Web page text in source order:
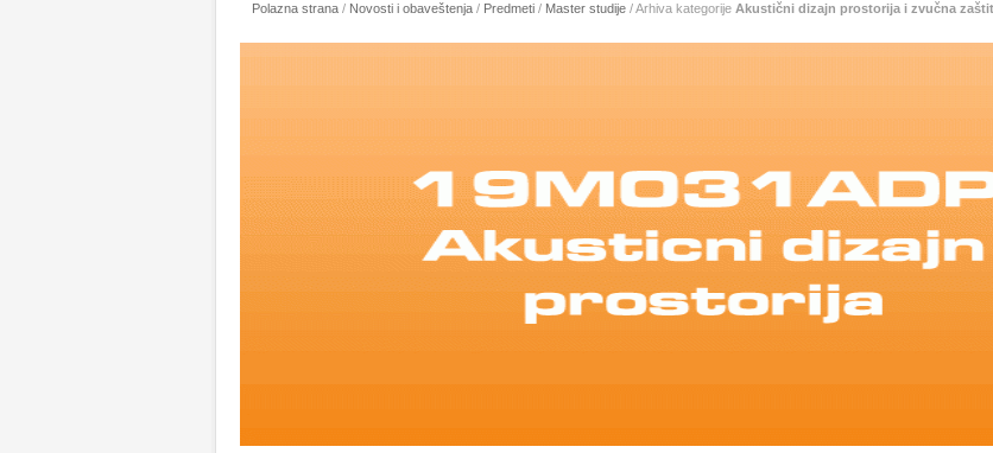
Polazna strana / Novosti i obaveštenja / Predmeti / Master studije /Arhiva kategorije Akustični dizajn prostorija i zvučna